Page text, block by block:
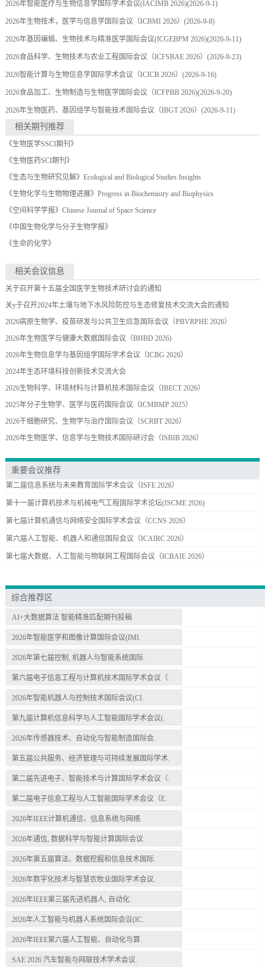
2026年智能医疗与生物信息学国际学术会议(IACIMB 2026)(2026-9-1)
2026年生物技术，医学与信息学国际会议（ICBMI 2026） (2026-9-8)
2026年基因编辑、生物技术与精准医学国际会议(ICGEBPM 2026)(2026-9-11)
2026食品科学、生物技术与农业工程国际会议（ICFSBAE 2026） (2026-9-23)
2026智能计算与生物信息学国际学术会议（ICICB 2026） (2026-9-16)
2026食品加工、生物制造与生物医学国际会议（ICFPBB 2026)(2026-9-20)
2026年生物医药、基因组学与智能技术国际会议（IBGT 2026） (2026-9-11)
相关期刊推荐
《生物医学SSCI期刊》
《生物医药SCI期刊》
《生态与生物研究见解》Ecological and Biological Studies Insights
《生物化学与生物物理进展》Progress in Biochemistry and Biophysics
《空间科学学报》Chinese Journal of Space Science
《中国生物化学与分子生物学报》
《生命的化学》
相关会议信息
关于召开第十五届全国医学生物技术研讨会的通知
关y于召开2024年土壤与地下水风险防控与生态修复技术交流大会的通知
2026病原生物学、疫苗研发与公共卫生应急国际会议（PBVRPHE 2026）
2026年生物医学与健康大数据国际会议（BHBD 2026)
2026年生物信息学与基因组学国际学术会议（ICBG 2026）
2024年生态环境科技创新技术交流大会
2026生物科学、环境材料与计算机技术国际会议（IBECT 2026）
2025年分子生物学、医学与医药国际会议（ICMBMP 2025）
2026干细胞研究、生物学与治疗国际会议（SCRBT 2026）
2026年生物医学、信息学与生物技术国际研讨会（ISBIB 2026）
重要会议推荐
第二届信息系统与未来教育国际学术会议（ISFE 2026）
第十一届计算机技术与机械电气工程国际学术论坛(ISCME 2026)
第七届计算机通信与网络安全国际学术会议（CCNS 2026）
第六届人工智能、机器人和通信国际会议（ICAIRC 2026）
第七届大数据、人工智能与物联网工程国际会议（ICBAIE 2026）
综合推荐区
AI+大数据算法 智能精准匹配期刊投稿
2026年智能医学和图像计算国际会议(IMI.
2026年第七届控制, 机器人与智能系统国际.
第六届电子信息工程与计算机技术国际学术会议（.
2026年智能机器人与控制技术国际会议(CI.
第九届计算机信息科学与人工智能国际学术会议(.
2026年传感器技术、自动化与智能制造国际会.
第五届公共服务、经济管理与可持续发展国际学术.
第二届先进电子、智能技术与计算国际学术会议（.
第二届电子信息工程与人工智能国际学术会议（E.
2026年IEEE计算机通信、信息系统与网络.
2026年通信, 数据科学与智能计算国际会议.
2026年第五届算法、数据挖掘和信息技术国际.
2026年数字化技术与智慧农牧业国际学术会议.
2026年IEEE第三届先进机器人, 自动化.
2026年人工智能与机器人系统国际会议(IC.
2026年IEEE第六届人工智能、自动化与算.
SAE 2026 汽车智能与网联技术学术会议.